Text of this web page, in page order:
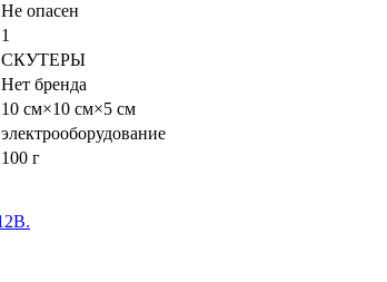
Не опасен
1
СКУТЕРЫ
Нет бренда
10 см×10 см×5 см
электрооборудование
100 г